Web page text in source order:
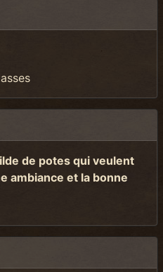
de potes qui veulent
ambiance et la bonne